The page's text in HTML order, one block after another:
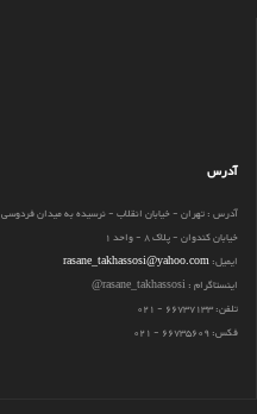
آدرس
آدرس : تهران - خیابان انقلاب - نرسیده به میدان فردوسی
خیابان کندوان - پلاک 8 - واحد 1
ایمیل:rasane_takhassosi@yahoo.com
اینستاگرام : rasane_takhassosi@
تلفن: 66737133 - 021
فکس: 66735609 - 021